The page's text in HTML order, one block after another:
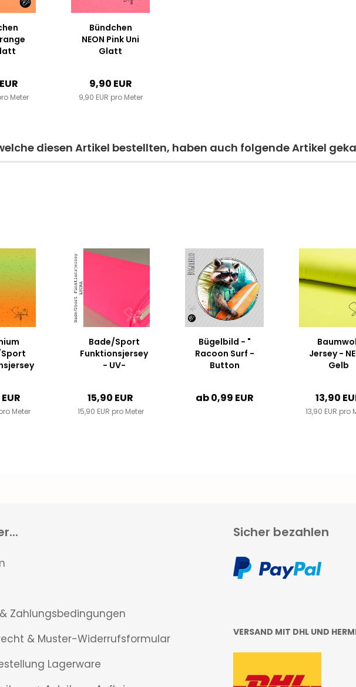
Meter
Bündchen
NEON Pink Uni
Glatt
9,90 EUR
9,90 EUR pro Meter
diesen Artikel bestellten, haben auch folgende Artikel
grün
Meter
Bade/Sport
Funktionsjersey
- UV-
Fluor Pink "
Neon...
15,90 EUR
15,90 EUR pro Meter
Bügelbild - "
Racoon Surf -
Button
ab 0,99 EUR
Jersey -
Gelb
13,90
13,90 EUR pro
Zahlungsbedingungen
& Muster-Widerrufsformular
Lagerware
Sicher bezahlen
VERSAND MIT DHL UND